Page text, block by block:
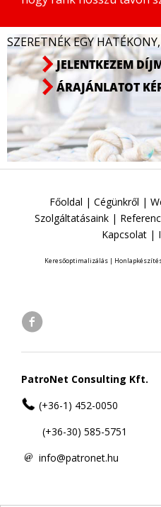
SZERETNÉK EGY
JELENTKEZEM
ÁRAJÁNLATOT
Főoldal | Cégünkről |
Szolgáltatásaink|
Kapcsolat |
Keresőoptimalizálás|
PatroNet Consulting Kft.
(+36-1) 452-0050
(+36-30) 585-5751
info@patronet.hu